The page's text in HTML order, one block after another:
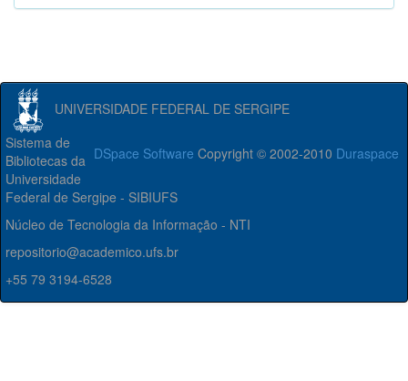
UNIVERSIDADE FEDERAL DE SERGIPE
DSpace Software Copyright © 2002-2010 Duraspace
Sistema de
Bibliotecas da
Universidade
Federal de Sergipe - SIBIUFS
Núcleo de Tecnologia da Informação - NTI
repositorio@academico.ufs.br
+55 79 3194-6528